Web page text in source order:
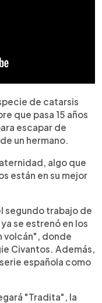
de catarsis
que pasa 15 años
escapar de
un hermano.
algo que
están en su mejor
segundo trabajo de
se estrenó en los
volcán", donde
Civantos. Además,
española como
"Tradita", la